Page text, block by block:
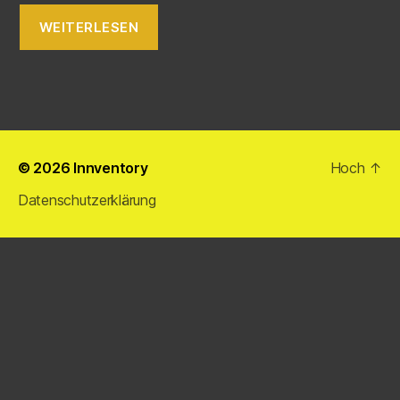
WEITERLESEN
© 2026 Innventory
Datenschutzerklärung
Hoch ↑